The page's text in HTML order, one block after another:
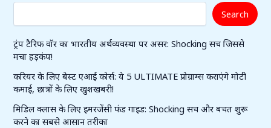
Search
ट्रंप टैरिफ वॉर का भारतीय अर्थव्यवस्था पर असर: Shocking सच जिससे
मचा हड़कंप!
करियर के लिए बेस्ट एआई कोर्स: ये 5 ULTIMATE प्रोग्राम्स कराएंगे मोटी
कमाई, छात्रों के लिए खुशखबरी!
मिडिल क्लास के लिए इमरजेंसी फंड गाइड: Shocking सच और बचत शुरू
करने का सबसे आसान तरीका